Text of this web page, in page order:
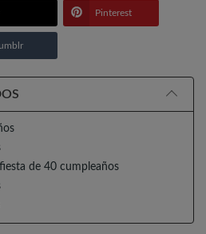
Pinterest
de 40 cumpleaños